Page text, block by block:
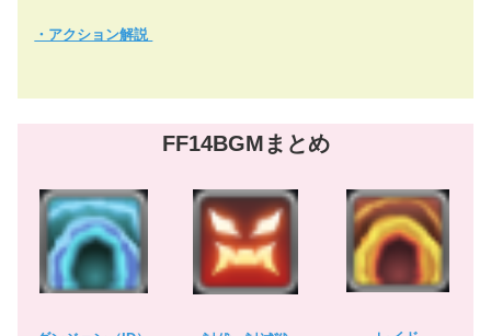
・アクション解説
FF14BGMまとめ